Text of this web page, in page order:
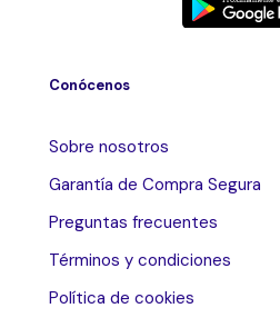
Conócenos
Sobre nosotros
Garantía de Compra Segura
Preguntas frecuentes
Términos y condiciones
Política de cookies